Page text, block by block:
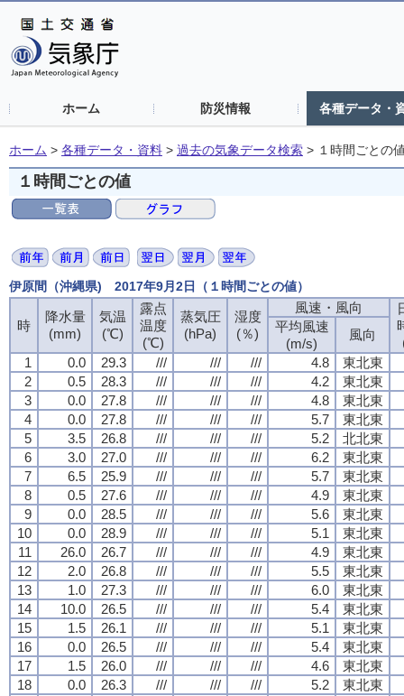
ホーム 防災情報 各種データ・
ホーム > 各種データ・資料 > 過去の気象データ検索 > １時間ごとの
１時間ごとの値
伊原間（沖縄県) 2017年9月2日（１時間ごとの値）
時
降水量
(mm)
気温
(℃)
露点
温度
(℃)
蒸気圧
(hPa)
湿度
(％)
風速・風向
平均風速
(m/s)
風向
1
0.0 29.3 /// /// /// 4.8
東北東
2
0.5 28.3 /// /// /// 4.2
東北東
3
0.0 27.8 /// /// /// 4.8
東北東
4
0.0 27.8 /// /// /// 5.7
東北東
5
3.5 26.8 /// /// /// 5.2
北北東
6
3.0 27.0 /// /// /// 6.2
東北東
7
6.5 25.9 /// /// /// 5.7
東北東
8
0.5 27.6 /// /// /// 4.9
東北東
9
0.0 28.5 /// /// /// 5.6
東北東
10
0.0 28.9 /// /// /// 5.1
東北東
11
26.0 26.7 /// /// /// 4.9
東北東
12
2.0 26.8 /// /// /// 5.5
東北東
13
1.0 27.3 /// /// /// 6.0
東北東
14
10.0 26.5 /// /// /// 5.4
東北東
15
1.5 26.1 /// /// /// 5.1
東北東
16
0.0 26.5 /// /// /// 5.4
東北東
17
1.5 26.0 /// /// /// 4.6
東北東
18
0.0 26.3 /// /// /// 5.2
東北東
時
降水量
(mm)
気温
(℃)
露点
温度
(℃)
蒸気圧
(hPa)
湿度
(％)
風速・風向
平均風速
(m/s)
風向
1
0.0 29.3 /// /// /// 4.8
東北東
2
0.5 28.3 /// /// /// 4.2
東北東
3
0.0 27.8 /// /// /// 4.8
東北東
4
0.0 27.8 /// /// /// 5.7
東北東
5
3.5 26.8 /// /// /// 5.2
北北東
6
3.0 27.0 /// /// /// 6.2
東北東
7
6.5 25.9 /// /// /// 5.7
東北東
8
0.5 27.6 /// /// /// 4.9
東北東
9
0.0 28.5 /// /// /// 5.6
東北東
10
0.0 28.9 /// /// /// 5.1
東北東
11
26.0 26.7 /// /// /// 4.9
東北東
12
2.0 26.8 /// /// /// 5.5
東北東
13
1.0 27.3 /// /// /// 6.0
東北東
14
10.0 26.5 /// /// /// 5.4
東北東
15
1.5 26.1 /// /// /// 5.1
東北東
16
0.0 26.5 /// /// /// 5.4
東北東
17
1.5 26.0 /// /// /// 4.6
東北東
18
0.0 26.3 /// /// /// 5.2
東北東
時
降水量
(mm)
気温
(℃)
露点
温度
(℃)
蒸気圧
(hPa)
湿度
(％)
風速・風向
平均風速
(m/s)
風向
1
0.0 29.3 /// /// /// 4.8
東北東
2
0.5 28.3 /// /// /// 4.2
東北東
3
0.0 27.8 /// /// /// 4.8
東北東
4
0.0 27.8 /// /// /// 5.7
東北東
5
3.5 26.8 /// /// /// 5.2
北北東
6
3.0 27.0 /// /// /// 6.2
東北東
7
6.5 25.9 /// /// /// 5.7
東北東
8
0.5 27.6 /// /// /// 4.9
東北東
9
0.0 28.5 /// /// /// 5.6
東北東
10
0.0 28.9 /// /// /// 5.1
東北東
11
26.0 26.7 /// /// /// 4.9
東北東
12
2.0 26.8 /// /// /// 5.5
東北東
13
1.0 27.3 /// /// /// 6.0
東北東
14
10.0 26.5 /// /// /// 5.4
東北東
15
1.5 26.1 /// /// /// 5.1
東北東
16
0.0 26.5 /// /// /// 5.4
東北東
17
1.5 26.0 /// /// /// 4.6
東北東
18
0.0 26.3 /// /// /// 5.2
東北東
時
降水量
(mm)
気温
(℃)
露点
温度
(℃)
蒸気圧
(hPa)
湿度
(％)
風速・風向
平均風速
(m/s)
風向
1
0.0 29.3 /// /// /// 4.8
東北東
2
0.5 28.3 /// /// /// 4.2
東北東
3
0.0 27.8 /// /// /// 4.8
東北東
4
0.0 27.8 /// /// /// 5.7
東北東
5
3.5 26.8 /// /// /// 5.2
北北東
6
3.0 27.0 /// /// /// 6.2
東北東
7
6.5 25.9 /// /// /// 5.7
東北東
8
0.5 27.6 /// /// /// 4.9
東北東
9
0.0 28.5 /// /// /// 5.6
東北東
10
0.0 28.9 /// /// /// 5.1
東北東
11
26.0 26.7 /// /// /// 4.9
東北東
12
2.0 26.8 /// /// /// 5.5
東北東
13
1.0 27.3 /// /// /// 6.0
東北東
14
10.0 26.5 /// /// /// 5.4
東北東
15
1.5 26.1 /// /// /// 5.1
東北東
16
0.0 26.5 /// /// /// 5.4
東北東
17
1.5 26.0 /// /// /// 4.6
東北東
18
0.0 26.3 /// /// /// 5.2
東北東